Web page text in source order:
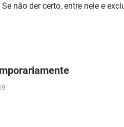
não der certo, entre nele e